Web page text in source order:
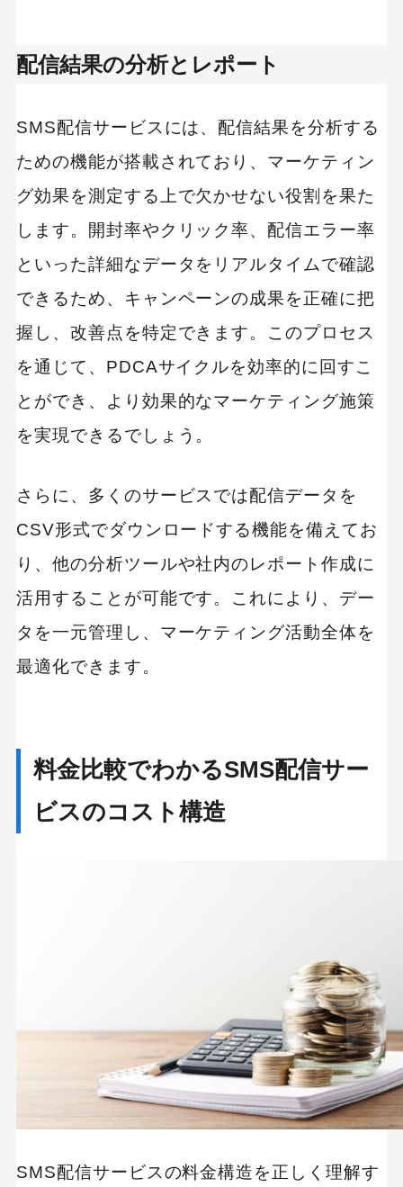
配信結果の分析とレポート
SMS配信サービスには、配信結果を分析する
ための機能が搭載されており、マーケティン
グ効果を測定する上で欠かせない役割を果た
します。開封率やクリック率、配信エラー率
といった詳細なデータをリアルタイムで確認
できるため、キャンペーンの成果を正確に把
握し、改善点を特定できます。このプロセス
を通じて、PDCAサイクルを効率的に回すこ
とができ、より効果的なマーケティング施策
を実現できるでしょう。
さらに、多くのサービスでは配信データを
CSV形式でダウンロードする機能を備えてお
り、他の分析ツールや社内のレポート作成に
活用することが可能です。これにより、デー
タを一元管理し、マーケティング活動全体を
最適化できます。
料金比較でわかるSMS配信サー
ビスのコスト構造
SMS配信サービスの料金構造を正しく理解す